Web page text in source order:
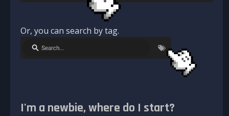
Or, you can search by tag.
I'm a newbie, where do I start?